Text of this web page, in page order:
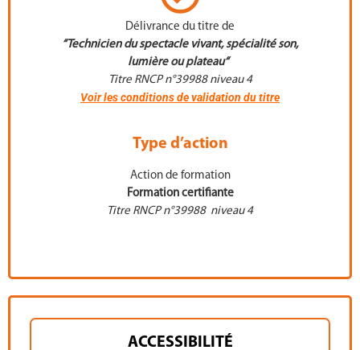
Délivrance du titre de
“Technicien du spectacle vivant, spécialité son,
lumière ou plateau“
Titre RNCP n°39988 niveau 4
Voir les conditions de validation du titre
Type d’action
Action de formation
Formation certifiante
Titre RNCP n°39988 niveau 4
ACCESSIBILITÉ